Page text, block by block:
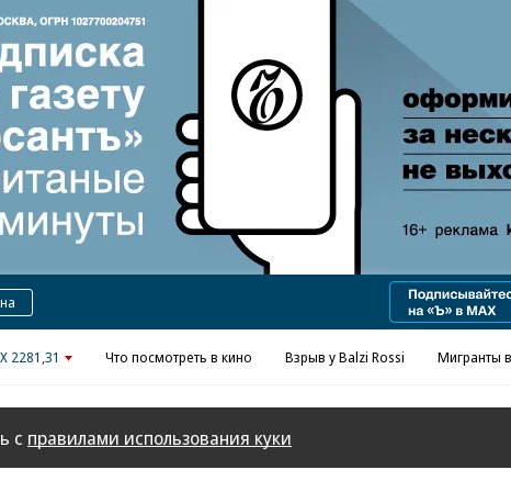
Реклама в «Ъ» www.kommersant.ru/ad
2281,31 Что посмотреть в кино Взрыв у Balzi Rossi Мигранты
с правилами использования куки